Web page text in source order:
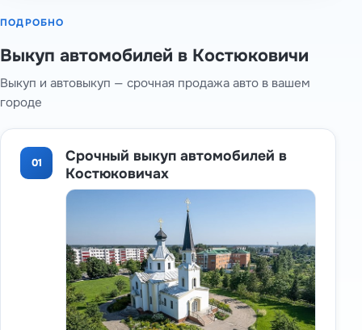
ПОДРОБНО
Выкуп автомобилей в Костюковичи
Выкуп и автовыкуп — срочная продажа авто в вашем
городе
01
Срочный выкуп автомобилей в
Костюковичах